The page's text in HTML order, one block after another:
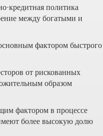
кредитная политика
между богатыми и
фактором быстрого
от рискованных
образом
фактором в процессе
имеют более высокую долю